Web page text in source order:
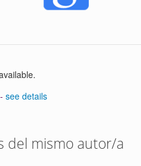
-see details
del mismo autor/a